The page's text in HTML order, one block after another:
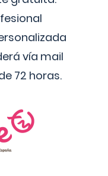
vía mail
72 horas.